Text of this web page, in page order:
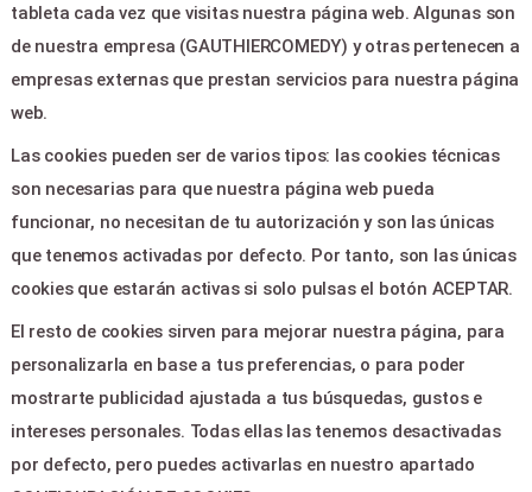
Area clientes
Contacto
Ayuda
Aviso legal
Política de privacidad
Contactar
CONTACTO
C/Jose segrelles 15 - Canet
info@grupogau.com
tableta cada vez que visitas nuestra página web. Algunas son
de nuestra empresa (GAUTHIERCOMEDY) y otras pertenecen a
empresas externas que prestan servicios para nuestra página
web.
Las cookies pueden ser de varios tipos: las cookies técnicas
son necesarias para que nuestra página web pueda
funcionar, no necesitan de tu autorización y son las únicas
que tenemos activadas por defecto. Por tanto, son las únicas
cookies que estarán activas si solo pulsas el botón ACEPTAR.
El resto de cookies sirven para mejorar nuestra página, para
personalizarla en base a tus preferencias, o para poder
mostrarte publicidad ajustada a tus búsquedas, gustos e
intereses personales. Todas ellas las tenemos desactivadas
por defecto, pero puedes activarlas en nuestro apartado